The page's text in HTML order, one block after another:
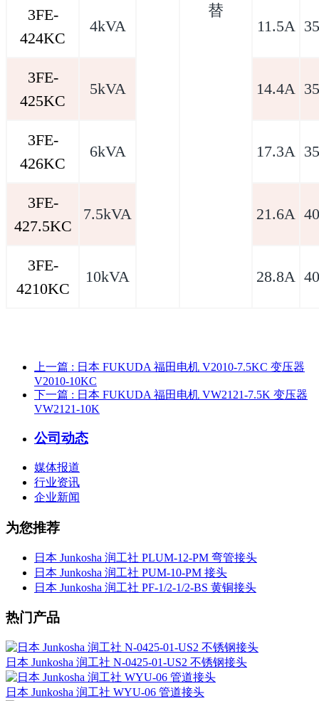
替
3FE-
424KC
4kVA 11.5A
3FE-
425KC
5kVA 14.4A
3FE-
426KC
6kVA 17.3A
3FE-
427.5KC
7.5kVA 21.6A
3FE-
4210KC
10kVA 28.8A
上一篇 : 日本 FUKUDA 福田电机 V2010-7.5KC 变压器
V2010-10KC
下一篇 : 日本 FUKUDA 福田电机 VW2121-7.5K 变压器
VW2121-10K
公司动态
媒体报道
行业资讯
企业新闻
为您推荐
日本 Junkosha 润工社 PLUM-12-PM 弯管接头
日本 Junkosha 润工社 PUM-10-PM 接头
日本 Junkosha 润工社 PF-1/2-1/2-BS 黄铜接头
热门产品
日本 Junkosha 润工社 N-0425-01-US2 不锈钢接头
日本 Junkosha 润工社 WYU-06 管道接头